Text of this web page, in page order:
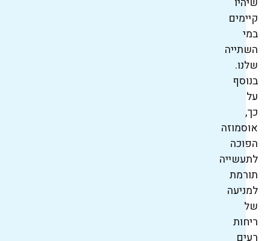
קיימים
במי
השתייה
שלנו.
בנוסף
על
כך,
אוסמוזה
הפוכה
לתעשייה
תורמת
למניעה
של
ריחות
רעים